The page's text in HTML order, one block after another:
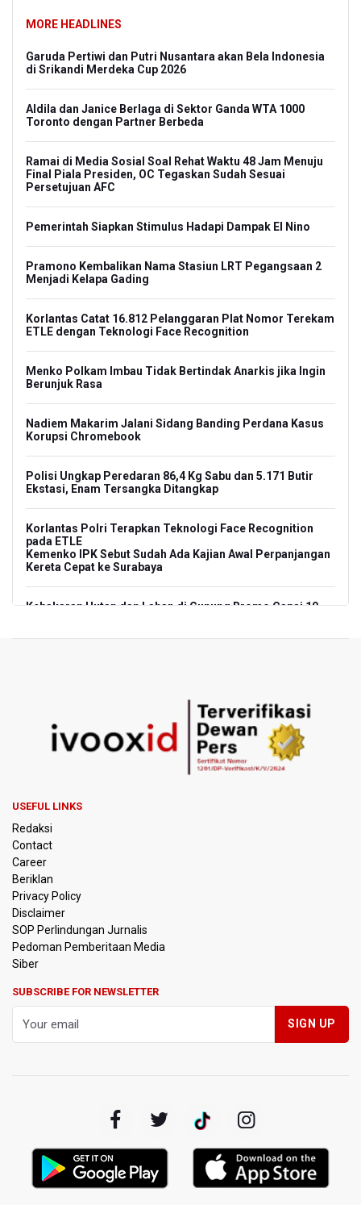
MORE HEADLINES
Garuda Pertiwi dan Putri Nusantara akan Bela Indonesia
di Srikandi Merdeka Cup 2026
Aldila dan Janice Berlaga di Sektor Ganda WTA 1000
Toronto dengan Partner Berbeda
Ramai di Media Sosial Soal Rehat Waktu 48 Jam Menuju
Final Piala Presiden, OC Tegaskan Sudah Sesuai
Persetujuan AFC
Pemerintah Siapkan Stimulus Hadapi Dampak El Nino
Pramono Kembalikan Nama Stasiun LRT Pegangsaan 2
Menjadi Kelapa Gading
Korlantas Catat 16.812 Pelanggaran Plat Nomor Terekam
ETLE dengan Teknologi Face Recognition
Menko Polkam Imbau Tidak Bertindak Anarkis jika Ingin
Berunjuk Rasa
Nadiem Makarim Jalani Sidang Banding Perdana Kasus
Korupsi Chromebook
Polisi Ungkap Peredaran 86,4 Kg Sabu dan 5.171 Butir
Ekstasi, Enam Tersangka Ditangkap
Korlantas Polri Terapkan Teknologi Face Recognition
pada ETLE
Kemenko IPK Sebut Sudah Ada Kajian Awal Perpanjangan
Kereta Cepat ke Surabaya
Kebakaran Hutan dan Lahan di Gunung Bromo Capai 10
BRIN Kaji Peluang Industri Panel Surya Generasi Baru
Dikembangkan di Indonesia
BKSDA Riau Sebut Seekor Gajah Binaan PLG Minas Mati
Integrasi Teknologi Tol Jelang Libur Nataru
Amnesty International Kecam Penggusuran Paksa Petani
di Luwu Timur, Desak Hentikan Kekerasan terhadap
Warga Berdalih PSN
Kebakaran Landa Blok Bantengan di Kawasan Taman
Nasional Bromo Tengger Semeru, Tiga Jalur Akses
Wisata Ditutup
Malut United Pindah Kandang ke Semarang, Ganti Nama
Kepala BGN Sebut Putusan MK Justru Perkuat Program
Komisi III DPR Masih Matangkan RUU Perampasan Aset,
USEFUL LINKS
Redaksi
Contact
Career
Beriklan
Privacy Policy
Disclaimer
SOP Perlindungan Jurnalis
Pedoman Pemberitaan Media
Siber
SUBSCRIBE FOR NEWSLETTER